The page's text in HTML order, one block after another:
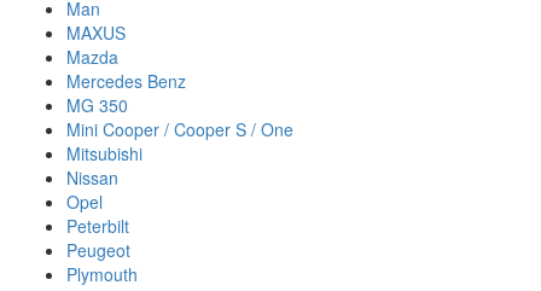
Man
MAXUS
Mazda
Mercedes Benz
MG 350
Mini Cooper / Cooper S / One
Mitsubishi
Nissan
Opel
Peterbilt
Peugeot
Plymouth